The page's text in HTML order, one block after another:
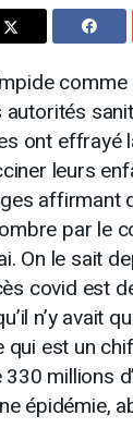
comme
autorités
ont effrayé
leurs
affirmant
par le
On le sait
covid est
n’y avait
qui est un
millions
épidémie,